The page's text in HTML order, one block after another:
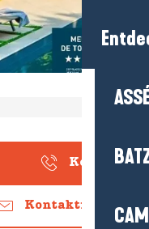
&
Kontakt
Kontaktieren Sie